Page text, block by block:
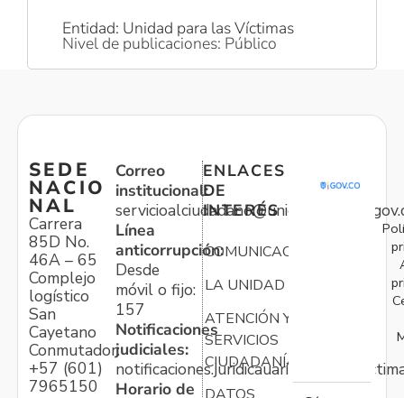
Entidad: Unidad para las Víctimas
Nivel de publicaciones: Público
SEDE
NACIO
NAL
Carrera
85D No.
46A – 65
Complejo
logístico
San
Cayetano
Conmutador:
+57 (601)
7965150
Correo
institucional:
Línea
anticorrupción:
Desde
móvil o fijo:
157
Notificaciones
judiciales:
Horario de
ENLACES
DE
INTERÉS
COMUNICACIONES
LA UNIDAD
ATENCIÓN Y
SERVICIOS
CIUDADANÍA